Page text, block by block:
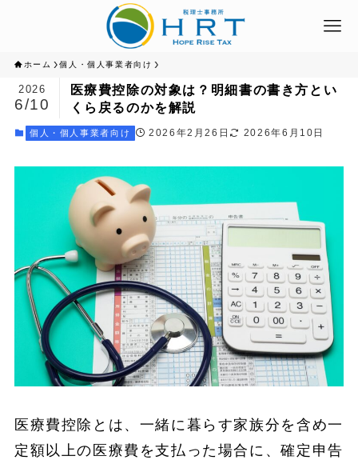
ホーム 個人・個人事業者向け
医療費控除の対象は？明細書の書き方とい
くら戻るのかを解説
2026
6/10
個人・個人事業者向け 2026年2月26日 2026年6月10日
医療費控除とは、一緒に暮らす家族分を含め一
定額以上の医療費を支払った場合に、確定申告